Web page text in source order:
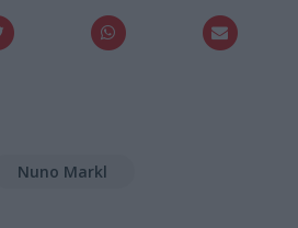
Nuno Markl